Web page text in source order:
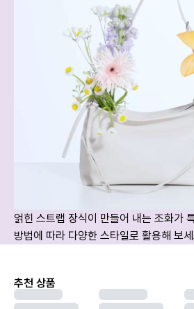
얽힌 스트랩 장식이 만들어 내는 조화가
방법에 따라 다양한 스타일로 활용해 보
추천 상품